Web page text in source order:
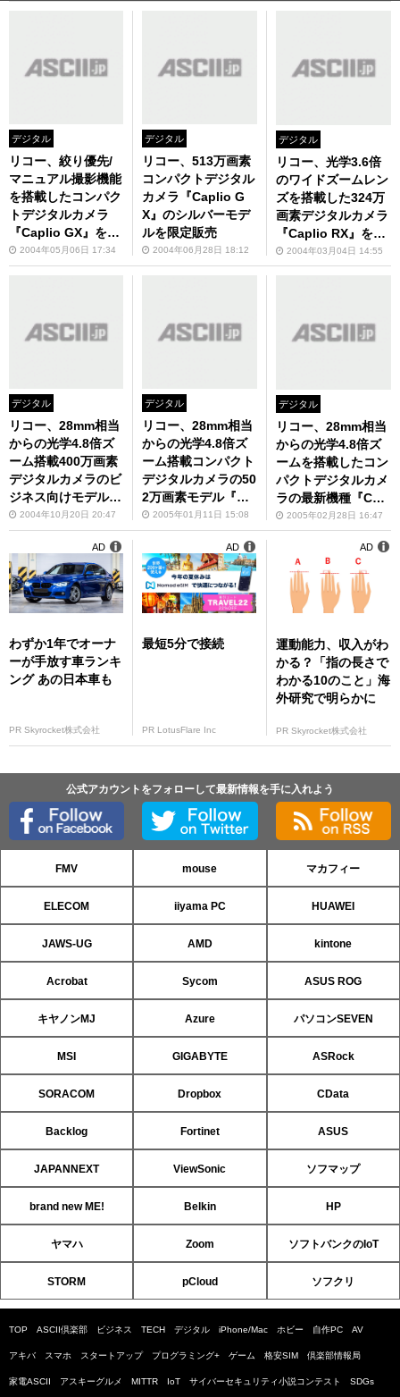
デジタル
リコー、絞り優先/
マニュアル撮影機能
を搭載したコンパク
トデジタルカメラ
『Caplio GX』を発
表2004年05月06日 17:34
デジタル
リコー、513万画素
コンパクトデジタル
カメラ『Caplio G
X』のシルバーモデ
ルを限定販売
2004年06月28日 18:12
デジタル
リコー、光学3.6倍
のワイドズームレン
ズを搭載した324万
画素デジタルカメラ
『Caplio RX』を発
売2004年03月04日 14:55
デジタル
リコー、28mm相当
からの光学4.8倍ズ
ーム搭載400万画素
デジタルカメラのビ
ジネス向けモデル
『Caplio R1S』を
発売
2004年10月20日 20:47
デジタル
リコー、28mm相当
からの光学4.8倍ズ
ーム搭載コンパクト
デジタルカメラの50
2万画素モデル『Ca
plio R1V』を発売
2005年01月11日 15:08
デジタル
リコー、28mm相当
からの光学4.8倍ズ
ームを搭載したコン
パクトデジタルカメ
ラの最新機種『Capl
io R2』を発売――
2.5インチ液晶を搭
2005年02月28日 16:47
わずか1年でオーナ
ーが手放す車ランキ
ング あの日本車も
PR Skyrocket株式会社
AD
最短5分で接続
PR LotusFlare Inc
AD
運動能力、収入がわ
かる？「指の長さで
わかる10のこと」海
外研究で明らかに
PR Skyrocket株式会社
AD
公式アカウントをフォローして最新情報を手に入れよう
FMV mouse マカフィー
ELECOM iiyama PC HUAWEI
JAWS-UG AMD kintone
Acrobat Sycom ASUS ROG
キヤノンMJ Azure パソコンSEVEN
MSI GIGABYTE ASRock
SORACOM Dropbox CData
Backlog Fortinet ASUS
JAPANNEXT ViewSonic ソフマップ
brand new ME! Belkin HP
ヤマハ Zoom ソフトバンクのIoT
STORM pCloud ソフクリ
TOP ASCII倶楽部 ビジネス TECH デジタル iPhone/Mac ホビー 自作PC AV
アキバ スマホ スタートアップ プログラミング+ ゲーム 格安SIM 倶楽部情報局
家電ASCII アスキーグルメ MITTR IoT サイバーセキュリティ小説コンテスト SDGs